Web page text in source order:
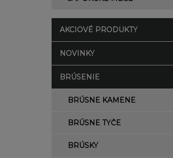
AKCIOVÉ PRODUKTY
NOVINKY
BRÚSENIE
BRÚSNE KAMENE
BRÚSNE TYČE
BRÚSKY